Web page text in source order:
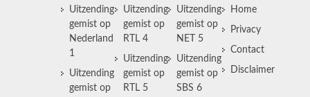
Uitzending
gemist op
Nederland
1
Uitzending
gemist op
Uitzending
gemist op
RTL 4
Uitzending
gemist op
RTL 5
Uitzending
gemist op
NET 5
Uitzending
gemist op
SBS 6
Home
Privacy
Contact
Disclaimer